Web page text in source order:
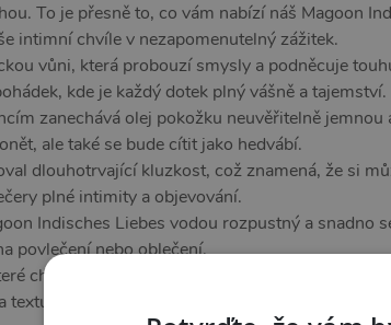
To je přesně to, co vám nabízí náš Magoon
intimní chvíle v nezapomenutelný zážitek.
vůni, která probouzí smysly a podněcuje
kde je každý dotek plný vášně a tajemství.
zanechává olej pokožku neuvěřitelně jemnou
ale také se bude cítit jako hedvábí.
dlouhotrvající kluzkost, což znamená, že si
plné intimity a objevování.
Indisches Liebes vodou rozpustný a snadno
povlečení nebo oblečení.
chtějí prozkoumat hlubší úrovně intimity
textura podporují uvolnění a otevření se novým